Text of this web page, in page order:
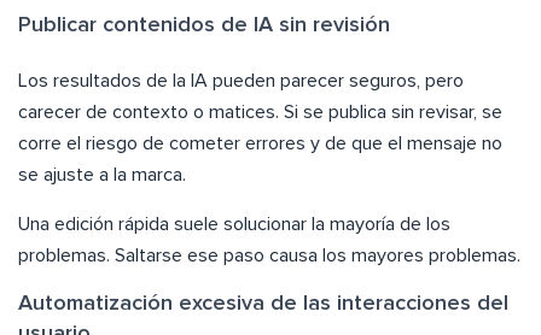
Publicar contenidos de IA sin revisión
Los resultados de la IA pueden parecer seguros, pero
carecer de contexto o matices. Si se publica sin revisar, se
corre el riesgo de cometer errores y de que el mensaje no
se ajuste a la marca.
Una edición rápida suele solucionar la mayoría de los
problemas. Saltarse ese paso causa los mayores problemas.
Automatización excesiva de las interacciones del